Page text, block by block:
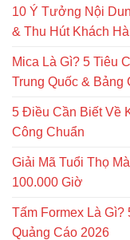
10 Ý Tưởng Nội
& Thu Hút Khách
Mica Là Gì? 5 Tiêu
Trung Quốc & Bảng
5 Điều Cần Biết Về
Công Chuẩn
Giải Mã Tuổi Thọ
100.000 Giờ
Tấm Formex Là
Quảng Cáo 2026